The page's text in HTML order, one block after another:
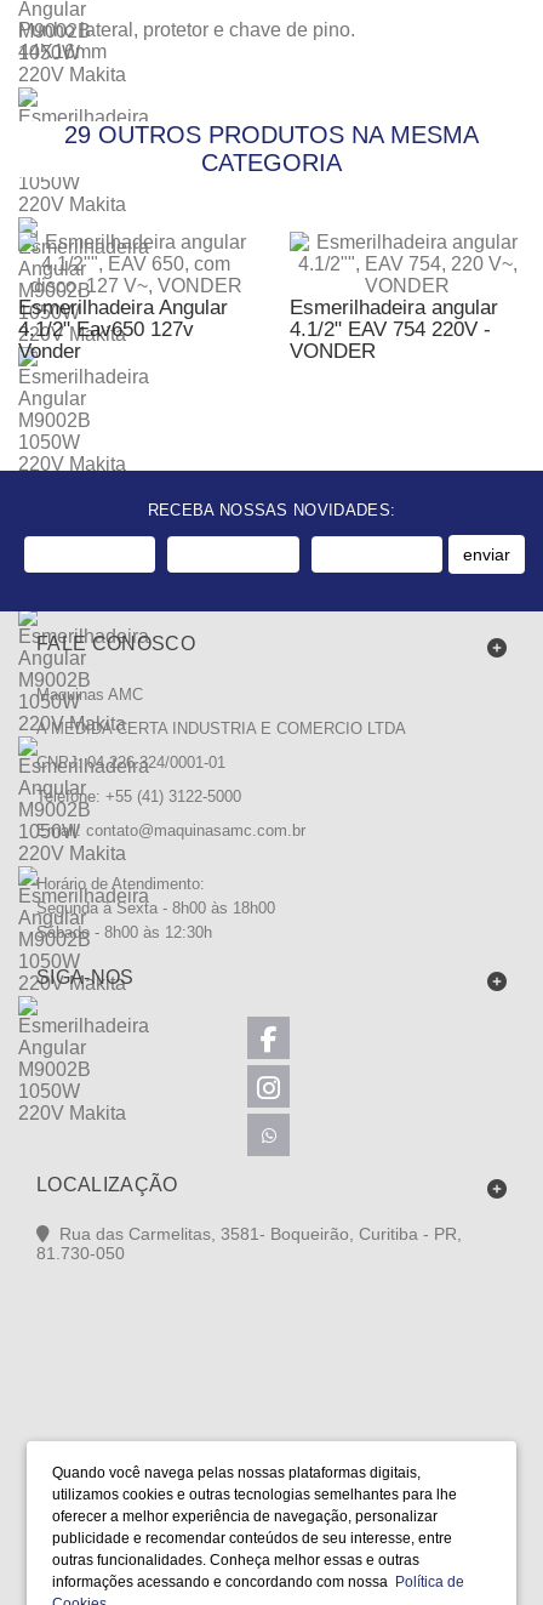
Quando você navega pelas nossas plataformas digitais,
utilizamos cookies e outras tecnologias semelhantes para lhe
oferecer a melhor experiência de navegação, personalizar
publicidade e recomendar conteúdos de seu interesse, entre
outras funcionalidades. Conheça melhor essas e outras
informações acessando e concordando com nossa Política de
Punho lateral, protetor e chave de pino.
44X16mm
29 OUTROS PRODUTOS NA MESMA
CATEGORIA
Esmerilhadeira Angular
4.1/2" Eav650 127v
Vonder
Esmerilhadeira angular
4.1/2" EAV 754 220V -
VONDER
RECEBA NOSSAS NOVIDADES:
enviar
FALE CONOSCO
Maquinas AMC
A MEDIDA CERTA INDUSTRIA E COMERCIO LTDA
CNPJ: 04.226.324/0001-01
Telefone: +55 (41) 3122-5000
Email: contato@maquinasamc.com.br
Horário de Atendimento:
Segunda à Sexta - 8h00 às 18h00
Sábado - 8h00 às 12:30h
SIGA-NOS
LOCALIZAÇÃO
Rua das Carmelitas, 3581- Boqueirão, Curitiba - PR,
81.730-050
FORMAS DE PAGAMENTO
SELOS